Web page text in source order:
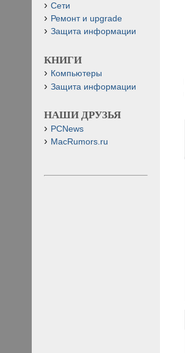
Сети
Ремонт и upgrade
Защита информации
КНИГИ
Компьютеры
Защита информации
НАШИ ДРУЗЬЯ
PCNews
MacRumors.ru